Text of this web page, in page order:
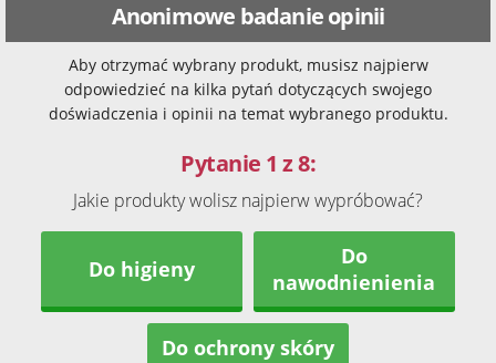
Anonimowe badanie opinii
Aby otrzymać wybrany produkt, musisz najpierw
odpowiedzieć na kilka pytań dotyczących swojego
doświadczenia i opinii na temat wybranego produktu.
Pytanie 1 z 8:
Jakie produkty wolisz najpierw wypróbować?
Do higieny
Do
nawodnienienia
Do ochrony skóry